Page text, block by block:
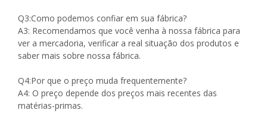
Q3:Como podemos confiar em sua fábrica?
A3: Recomendamos que você venha à nossa fábrica para
ver a mercadoria, verificar a real situação dos produtos e
saber mais sobre nossa fábrica.
Q4:Por que o preço muda frequentemente?
A4: O preço depende dos preços mais recentes das
matérias-primas.